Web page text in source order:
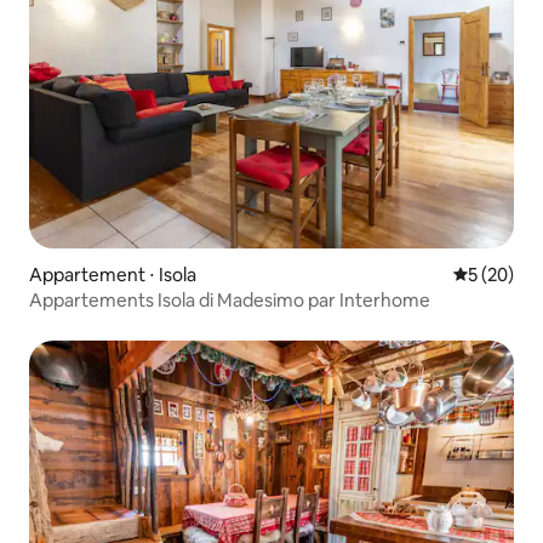
Appartement ⋅ Isola
5 (20)
Appartements Isola di Madesimo par Interhome